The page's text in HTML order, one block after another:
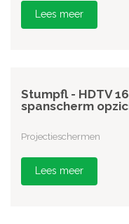
Lees meer
Stumpfl - HDTV
spanscherm
Projectieschermen
Lees meer